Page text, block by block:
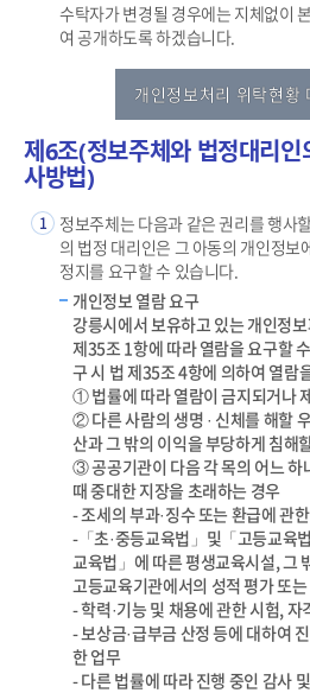
수탁자가 변경될 경우에는 지체없이
여 공개하도록 하겠습니다.
개인정보처리 위탁현황
제6조(정보주체와 법정대리인
사방법)
1
정보주체는 다음과 같은 권리를 행사
의 법정 대리인은 그 아동의 개인정보
정지를 요구할 수 있습니다.
개인정보 열람 요구
강릉시에서 보유하고 있는 개인정
제35조 1항에 따라 열람을 요구할
구 시 법 제35조 4항에 의하여 열람
① 법률에 따라 열람이 금지되거나
② 다른 사람의 생명 · 신체를 해할
산과 그 밖의 이익을 부당하게 침해
③ 공공기관이 다음 각 목의 어느 하
때 중대한 지장을 초래하는 경우
- 조세의 부과·징수 또는 환급에 관
-「초·중등교육법」및「고등교육
교육법」에 따른 평생교육시설, 그
고등교육기관에서의 성적 평가 또
- 학력·기능 및 채용에 관한 시험, 자
- 보상금·급부금 산정 등에 대하여
한 업무
- 다른 법률에 따라 진행 중인 감사